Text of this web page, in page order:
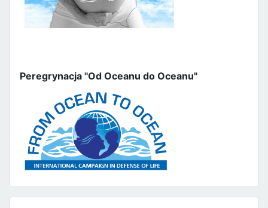
Peregrynacja "Od Oceanu do Oceanu"